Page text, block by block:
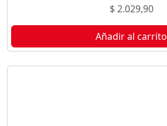
$2.029,90
Añadir al carrito